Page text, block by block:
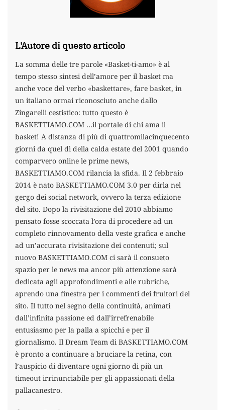
L'Autore di questo articolo
La somma delle tre parole «Basket-ti-amo» è al
tempo stesso sintesi dell’amore per il basket ma
anche voce del verbo «baskettare», fare basket, in
un italiano ormai riconosciuto anche dallo
Zingarelli cestistico: tutto questo è
BASKETTIAMO.COM …il portale di chi ama il
basket! A distanza di più di quattromilacinquecento
giorni da quel dì della calda estate del 2001 quando
comparvero online le prime news,
BASKETTIAMO.COM rilancia la sfida. Il 2 febbraio
2014 è nato BASKETTIAMO.COM 3.0 per dirla nel
gergo dei social network, ovvero la terza edizione
del sito. Dopo la rivisitazione del 2010 abbiamo
pensato fosse scoccata l’ora di procedere ad un
completo rinnovamento della veste grafica e anche
ad un’accurata rivisitazione dei contenuti; sul
nuovo BASKETTIAMO.COM ci sarà il consueto
spazio per le news ma ancor più attenzione sarà
dedicata agli approfondimenti e alle rubriche,
aprendo una finestra per i commenti dei fruitori del
sito. Il tutto nel segno della continuità, animati
dall’infinita passione ed dall’irrefrenabile
entusiasmo per la palla a spicchi e per il
giornalismo. Il Dream Team di BASKETTIAMO.COM
è pronto a continuare a bruciare la retina, con
l’auspicio di diventare ogni giorno di più un
timeout irrinunciabile per gli appassionati della
pallacanestro.